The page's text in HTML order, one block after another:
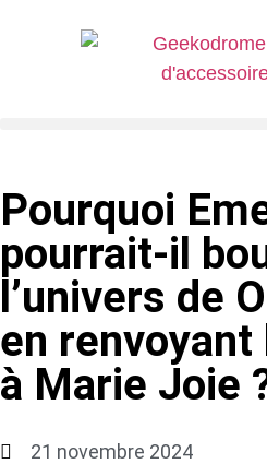
Pourquoi
pourrait-il
l’univers de
en renvoyant
à Marie Joie
21 novembre 2024